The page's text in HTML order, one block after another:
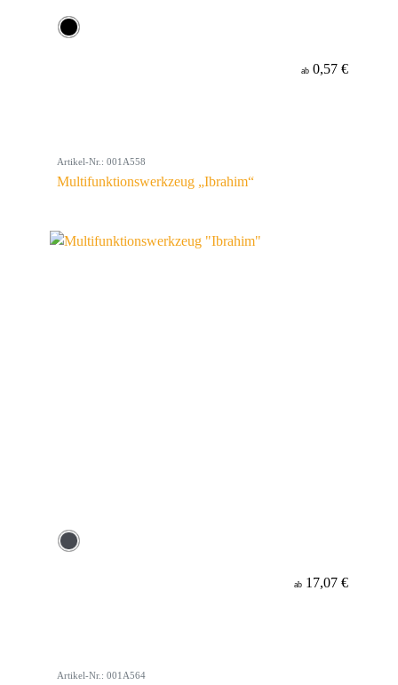
ab 0,57 €
Artikel-Nr.: 001A558
Multifunktionswerkzeug „Ibrahim“
ab 17,07 €
Artikel-Nr.: 001A564